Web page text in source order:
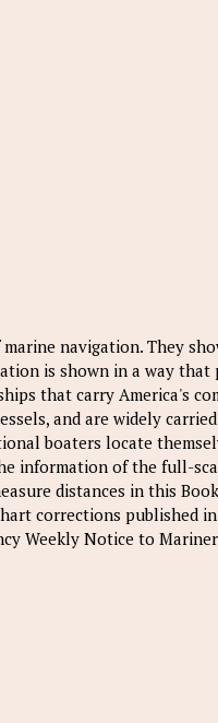
navigation. They
is shown in a way
that carry America's
and are widely
boaters locate
information of the full-
distances in this
corrections published
Weekly Notice to